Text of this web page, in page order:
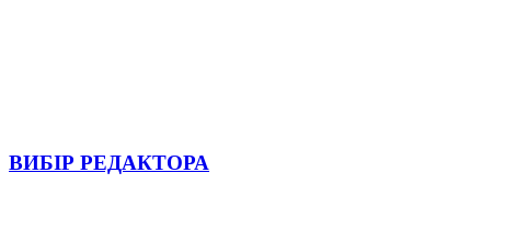
ВИБІР РЕДАКТОРА